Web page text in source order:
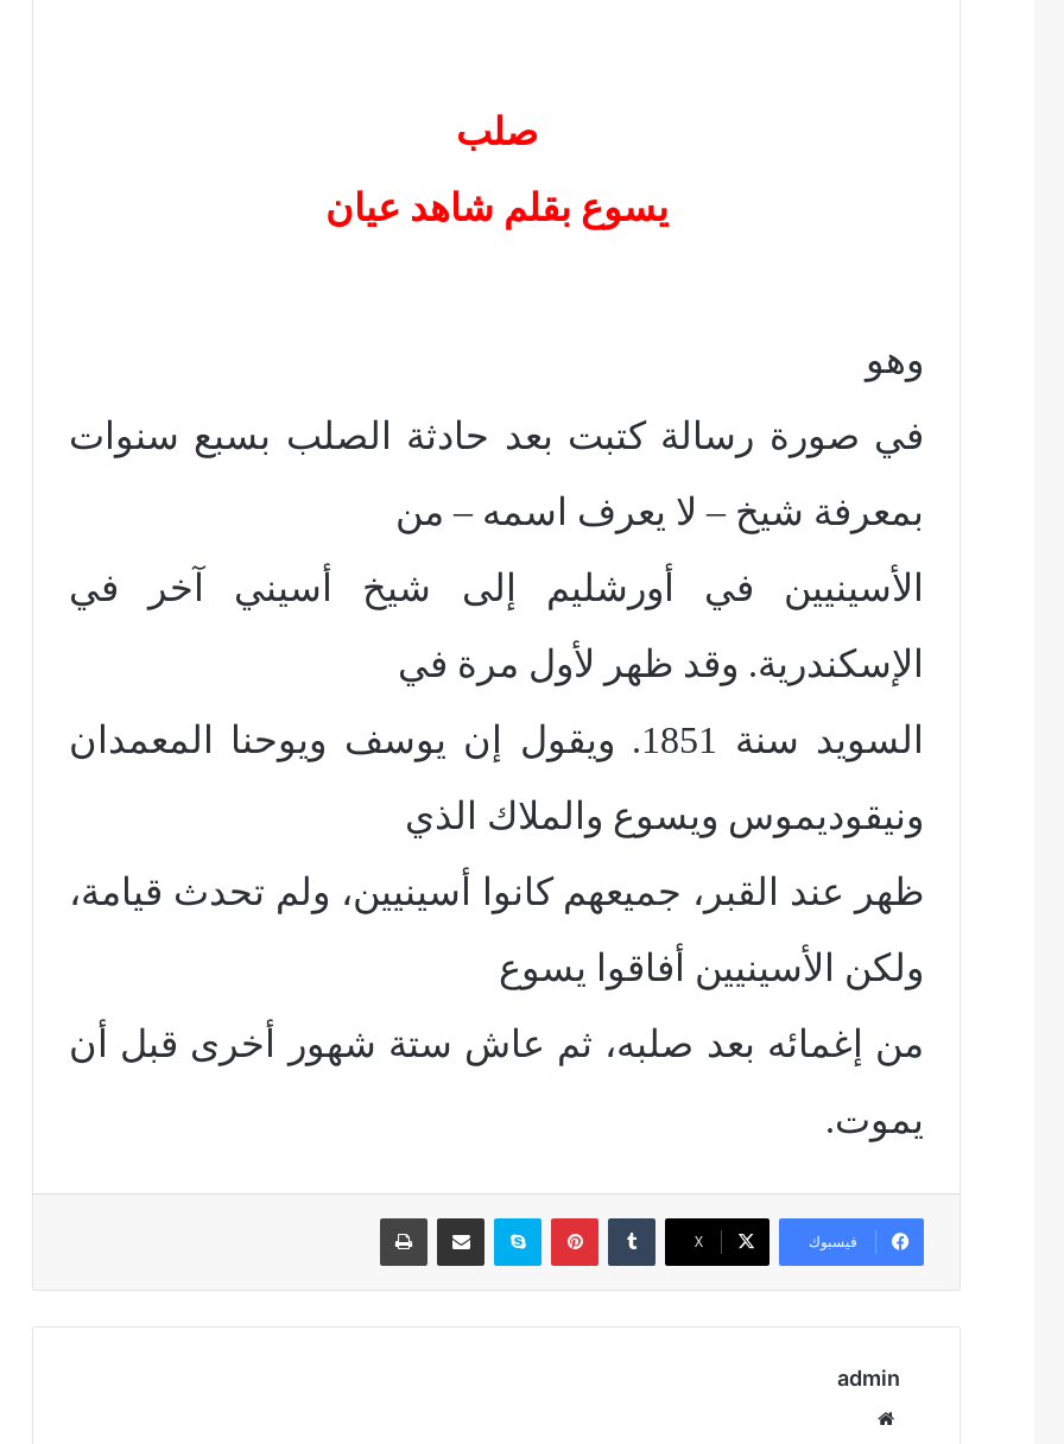
صلب
يسوع بقلم شاهد عيان
وهو
في صورة رسالة كتبت بعد حادثة الصلب بسبع سنوات
بمعرفة شيخ – لا يعرف اسمه – من
الأسينيين في أورشليم إلى شيخ أسيني آخر في
الإسكندرية. وقد ظهر لأول مرة في
السويد سنة 1851. ويقول إن يوسف ويوحنا المعمدان
ونيقوديموس ويسوع والملاك الذي
ظهر عند القبر، جميعهم كانوا أسينيين، ولم تحدث قيامة،
ولكن الأسينيين أفاقوا يسوع
من إغمائه بعد صلبه، ثم عاش ستة شهور أخرى قبل أن
يموت.
فيسبوك ‫X
بينتيريستسكايب مشاركة عبر البريد طباعة
admin